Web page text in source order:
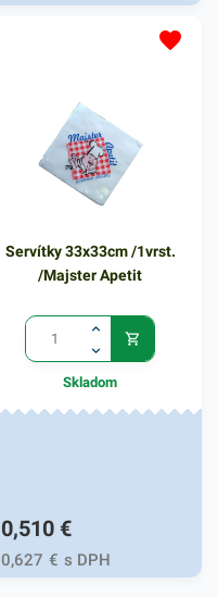
najmä v gastronomických
20cm dĺžku Obohaťte váš
drink o papierovú rovnú
slamku a užívajte si chvíle s
vaším obľúbeným nápojom
vysokú odolnosť a
húževnatosť voči
sú hygienicky a zdravotne
nezávadné. Vyrobené zo
100% celulózy. Balenie
obsahuje 25ks slamiek v
zaručene oslovia.
Servítky 33x33cm /1vrst.
/Majster Apetit
Skladom
0,510 €
0,627 € s DPH